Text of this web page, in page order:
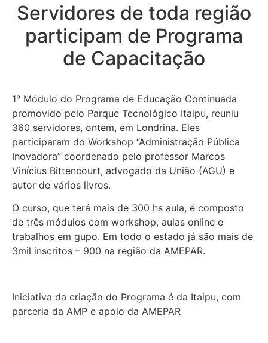
Servidores de toda região
participam de Programa
de Capacitação
1° Módulo do Programa de Educação Continuada
promovido pelo Parque Tecnológico Itaipu, reuniu
360 servidores, ontem, em Londrina. Eles
participaram do Workshop “Administração Pública
Inovadora” coordenado pelo professor Marcos
Vinícius Bittencourt, advogado da União (AGU) e
autor de vários livros.
O curso, que terá mais de 300 hs aula, é composto
de três módulos com workshop, aulas online e
trabalhos em gupo. Em todo o estado já são mais de
3mil inscritos – 900 na região da AMEPAR.
Iniciativa da criação do Programa é da Itaipu, com
parceria da AMP e apoio da AMEPAR